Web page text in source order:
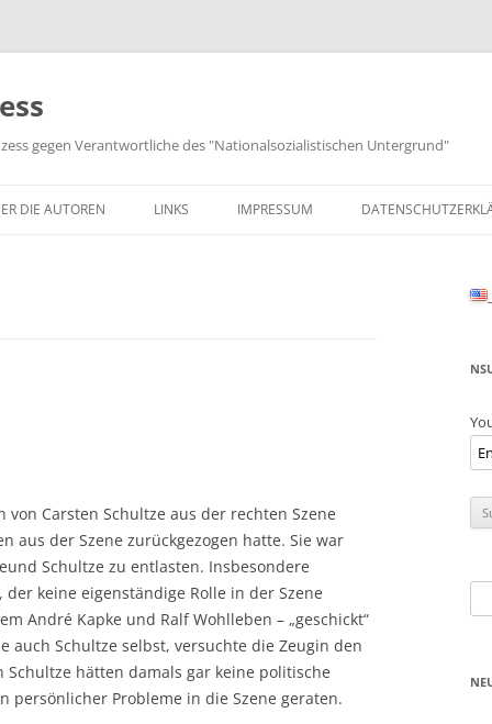
gegen Verantwortliche des "Nationalsozialistischen Untergrund"
DIE AUTOREN LINKS IMPRESSUM
Carsten Schultze aus der rechten Szene
aus der Szene zurückgezogen hatte. Sie war
Schultze zu entlasten. Insbesondere
keine eigenständige Rolle in der Szene
André Kapke und Ralf Wohlleben – „geschickt“
auch Schultze selbst, versuchte die Zeugin den
hätten damals gar keine politische
persönlicher Probleme in die Szene geraten.